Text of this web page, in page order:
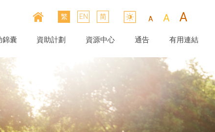
A A A
繁 EN 简
錦囊 資助計劃 資源中心 通告 有用連結